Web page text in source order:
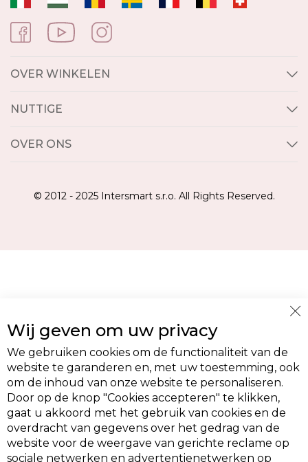
OVER WINKELEN
NUTTIGE
OVER ONS
© 2012 - 2025 Intersmart s.r.o. All Rights Reserved.
Wij geven om uw privacy
We gebruiken cookies om de functionaliteit van de
website te garanderen en, met uw toestemming, ook
om de inhoud van onze website te personaliseren.
Door op de knop "Cookies accepteren" te klikken,
gaat u akkoord met het gebruik van cookies en de
overdracht van gegevens over het gedrag van de
website voor de weergave van gerichte reclame op
sociale netwerken en advertentienetwerken op